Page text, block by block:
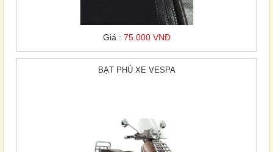
Giá : 75.000 VNĐ
BẠT PHỦ XE VESPA